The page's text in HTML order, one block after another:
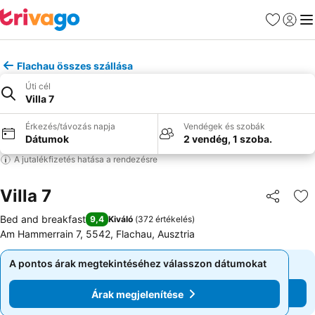
Kedvencek
Flachau összes szállása
Úti cél
Villa 7
Érkezés/távozás napja
Dátumok
Vendégek és szobák
2 vendég, 1 szoba.
A jutalékfizetés hatása a rendezésre
Villa 7
Bed and breakfast 9,4 Kiváló (372 értékelés)
Am Hammerrain 7, 5542, Flachau, Ausztria
A pontos árak megtekintéséhez válasszon dátumokat
Árak megjelenítése
A pontos árak megtekintéséhez válasszon dátumokat
Árak megjelenítése